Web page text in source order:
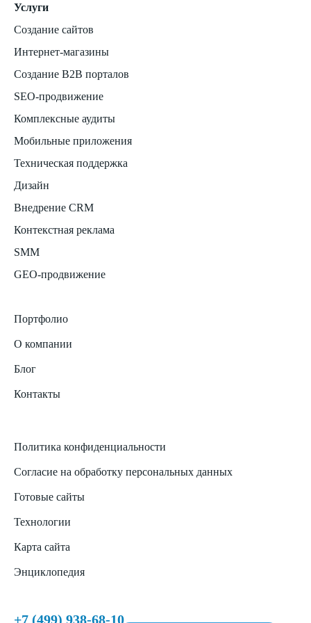
Услуги
Создание сайтов
Интернет-магазины
Создание B2B порталов
SEO-продвижение
Комплексные аудиты
Мобильные приложения
Техническая поддержка
Дизайн
Внедрение CRM
Контекстная реклама
SMM
GEO-продвижение
Портфолио
О компании
Блог
Контакты
Политика конфиденциальности
Согласие на обработку персональных данных
Готовые сайты
Технологии
Карта сайта
Энциклопедия
+7 (499) 938-68-10